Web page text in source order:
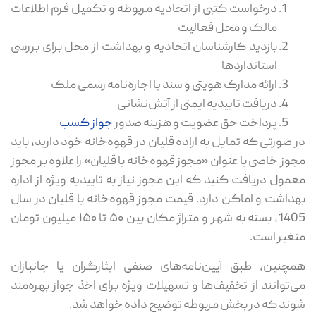
درخواست کتبی از اتحادیه مربوطه و تکمیل فرم اطلاعات
مالک و محل فعالیت
بازدید کارشناسان اتحادیه و بهداشت از محل برای بررسی
استانداردها
ارائه مدارک هویتی و سند یا اجاره‌نامه رسمی ملک
دریافت تاییدیه ایمنی از آتش‌نشانی
پرداخت حق عضویت و هزینه صدورجواز کسب
در صورتی که تمایل به اراده قلیان در قهوه‌خانه خود دارید، باید
مجوز خاصی با عنوان «مجوز قهوه‌خانه با قلیان» را علاوه بر مجوز
معمول دریافت کنید که این مجوز نیاز به تاییدیه ویژه از اداره
بهداشت و اماکن دارد. قیمت مجوز قهوه‌خانه با قلیان در سال
1405، بسته به شهر و متراژ مکان بین ۵۰ تا ۱۵۰ میلیون تومان
متغیر است.
همچنین، طبق آیین‌نامه‌های صنفی ایثارگران یا جانبازان
می‌توانند از تخفیف‌ها و تسهیلات ویژه برای اخذ جواز بهره‌مند
شوند که در بخش مربوطه توضیح داده خواهد شد.